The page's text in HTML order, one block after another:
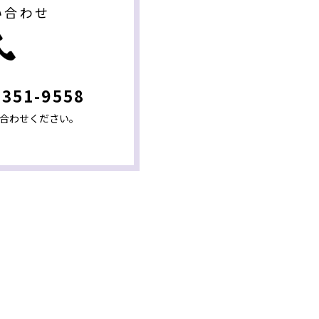
わせ
9558
わせください。